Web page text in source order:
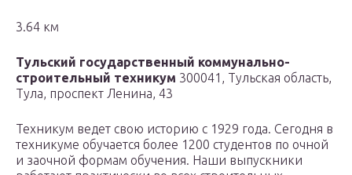
3.64 км
Тульский государственный коммунально-
строительный техникум 300041, Тульская область,
Тула, проспект Ленина, 43
Техникум ведет свою историю с 1929 года. Сегодня в
техникуме обучается более 1200 студентов по очной
и заочной формам обучения. Наши выпускники